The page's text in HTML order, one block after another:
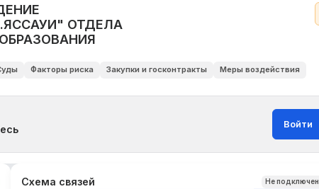
ОТДЕЛА
Факторы риска Закупки и госконтракты
Меры воздействия
Войти
Схема связей Не